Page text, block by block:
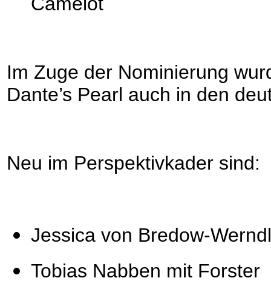
Im Zuge der Nominierung
Dante’s Pearl auch in den
Neu im Perspektivkader sind:
Jessica von Bredow-
Tobias Nabben mit Forster